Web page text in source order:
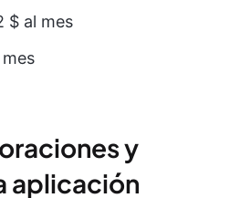
$ al mes
y
aplicación